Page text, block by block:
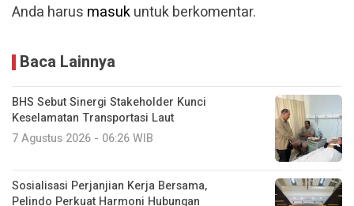
Anda harus masukuntuk berkomentar.
Baca Lainnya
BHS Sebut Sinergi Stakeholder Kunci
Keselamatan Transportasi Laut
7 Agustus 2026 - 06:26 WIB
Sosialisasi Perjanjian Kerja Bersama,
Pelindo Perkuat Harmoni Hubungan